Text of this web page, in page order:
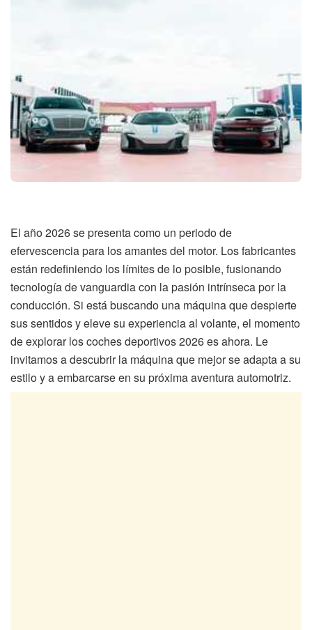
El año 2026 se presenta como un periodo de
efervescencia para los amantes del motor. Los fabricantes
están redefiniendo los límites de lo posible, fusionando
tecnología de vanguardia con la pasión intrínseca por la
conducción. Si está buscando una máquina que despierte
sus sentidos y eleve su experiencia al volante, el momento
de explorar los coches deportivos 2026 es ahora. Le
invitamos a descubrir la máquina que mejor se adapta a su
estilo y a embarcarse en su próxima aventura automotriz.